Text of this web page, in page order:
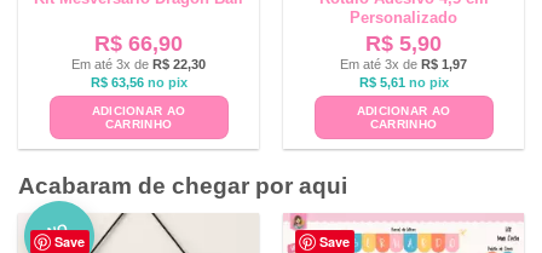
R$ 66,90
Em até 3x de R$ 22,30
R$63,56 no pix
ADICIONAR AO
CARRINHO
Personalizado
R$ 5,90
Em até 3x de R$ 1,97
R$5,61 no pix
ADICIONAR AO
CARRINHO
Acabaram de chegar por aqui
Save
NO
VO Save